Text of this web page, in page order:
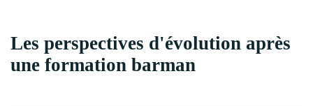
Les perspectives d'évolution après
une formation barman